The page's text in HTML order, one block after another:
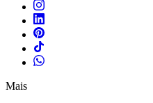
Mais